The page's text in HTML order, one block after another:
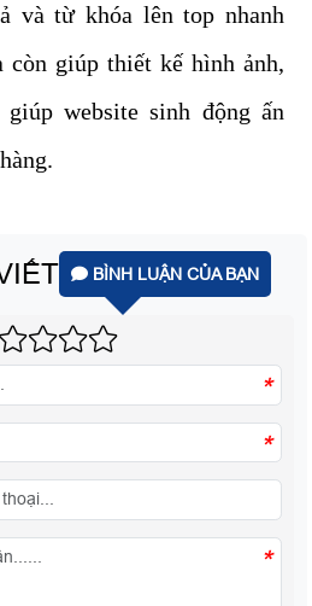
và từ khóa lên top nhanh
còn giúp thiết kế hình ảnh,
website sinh động ấn
BÌNH LUẬN CỦA BẠN
*
*
*